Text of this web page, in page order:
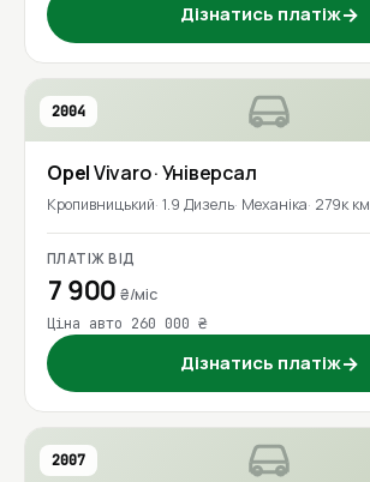
Дізнатись платіж→
2004
OpelVivaro· Універсал
Кропивницький 1.9 Дизель Механіка 279к км
ПЛАТІЖ ВІД
7 900₴/міс
Ціна авто 260 000 ₴
Дізнатись платіж→
2007